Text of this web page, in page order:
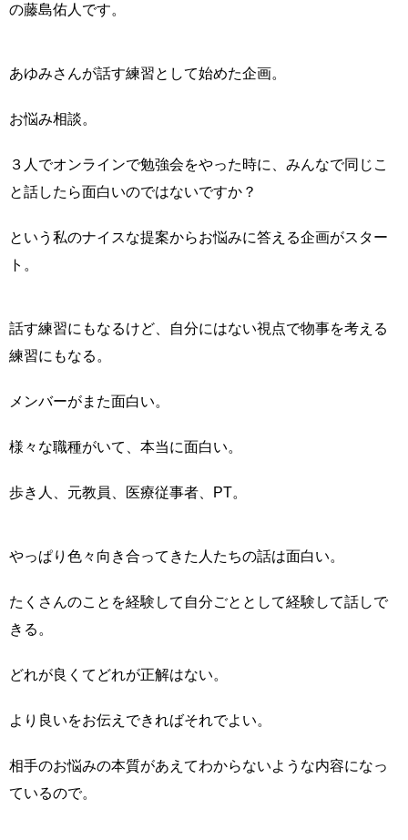
の藤島佑人です。
あゆみさんが話す練習として始めた企画。
お悩み相談。
３人でオンラインで勉強会をやった時に、みんなで同じこ
と話したら面白いのではないですか？
という私のナイスな提案からお悩みに答える企画がスター
ト。
話す練習にもなるけど、自分にはない視点で物事を考える
練習にもなる。
メンバーがまた面白い。
様々な職種がいて、本当に面白い。
歩き人、元教員、医療従事者、PT。
やっぱり色々向き合ってきた人たちの話は面白い。
たくさんのことを経験して自分ごととして経験して話しで
きる。
どれが良くてどれが正解はない。
より良いをお伝えできればそれでよい。
相手のお悩みの本質があえてわからないような内容になっ
ているので。